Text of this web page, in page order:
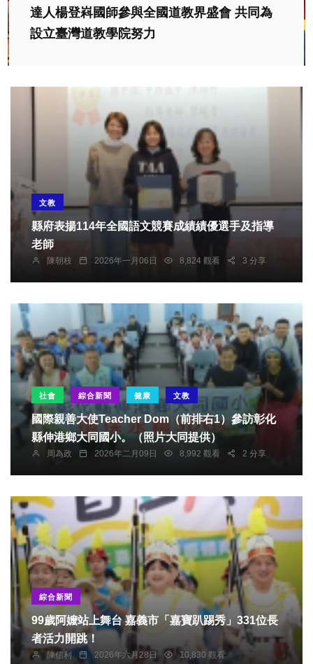
達人楊登嵙國師參與全國道教界盛會 共同為
設立臺灣道教學院努力
文教
縣府表揚114年全國語文競賽成績績優選手及指導
老師
陳朝枝 2026年一月06日 8,824 觀看 3 分享
社會 綜合新聞 健康 文教
國際親善大使Teacher Dom（前排右1）參訪彰化
縣伸港鄉大同國小。（照片大同提供）
周為政 2026年二月09日 8,992 觀看 2 分享
綜合新聞
99歲阿嬤站上舞台 嘉義市「嘉寶趴踢秀」331位長
者活力開跳！
陳信利 2026年六月28日 10,830 觀看